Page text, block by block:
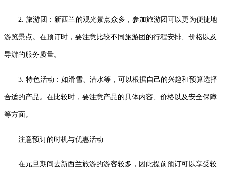
2. 旅游团：新西兰的观光景点众多，参加旅游团可以更为便捷地
游览景点。在预订时，要注意比较不同旅游团的行程安排、价格以及
导游的服务质量。
3. 特色活动：如滑雪、潜水等，可以根据自己的兴趣和预算选择
合适的产品。在比较时，要注意产品的具体内容、价格以及安全保障
等方面。
注意预订的时机与优惠活动
在元旦期间去新西兰旅游的游客较多，因此提前预订可以享受较